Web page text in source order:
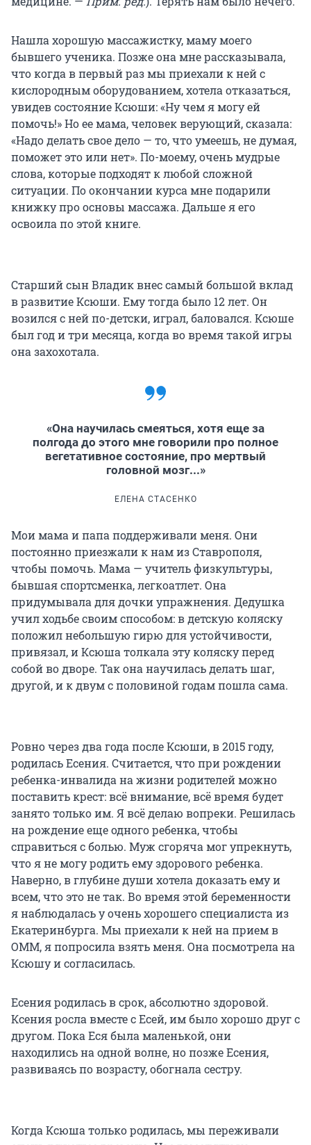
Нашла хорошую массажистку, маму моего
бывшего ученика. Позже она мне рассказывала,
что когда в первый раз мы приехали к ней с
кислородным оборудованием, хотела отказаться,
увидев состояние Ксюши: «Ну чем я могу ей
помочь!» Но ее мама, человек верующий, сказала:
«Надо делать свое дело — то, что умеешь, не думая,
поможет это или нет». По-моему, очень мудрые
слова, которые подходят к любой сложной
ситуации. По окончании курса мне подарили
книжку про основы массажа. Дальше я его
освоила по этой книге.
Старший сын Владик внес самый большой вклад
в развитие Ксюши. Ему тогда было 12 лет. Он
возился с ней по-детски, играл, баловался. Ксюше
был год и три месяца, когда во время такой игры
она захохотала.
«Она научилась смеяться, хотя еще за
полгода до этого мне говорили про полное
вегетативное состояние, про мертвый
головной мозг...»
ЕЛЕНА СТАСЕНКО
Мои мама и папа поддерживали меня. Они
постоянно приезжали к нам из Ставрополя,
чтобы помочь. Мама — учитель физкультуры,
бывшая спортсменка, легкоатлет. Она
придумывала для дочки упражнения. Дедушка
учил ходьбе своим способом: в детскую коляску
положил небольшую гирю для устойчивости,
привязал, и Ксюша толкала эту коляску перед
собой во дворе. Так она научилась делать шаг,
другой, и к двум с половиной годам пошла сама.
Ровно через два года после Ксюши, в 2015 году,
родилась Есения. Считается, что при рождении
ребенка-инвалида на жизни родителей можно
поставить крест: всё внимание, всё время будет
занято только им. Я всё делаю вопреки. Решилась
на рождение еще одного ребенка, чтобы
справиться с болью. Муж сгоряча мог упрекнуть,
что я не могу родить ему здорового ребенка.
Наверно, в глубине души хотела доказать ему и
всем, что это не так. Во время этой беременности
я наблюдалась у очень хорошего специалиста из
Екатеринбурга. Мы приехали к ней на прием в
ОММ, я попросила взять меня. Она посмотрела на
Ксюшу и согласилась.
Есения родилась в срок, абсолютно здоровой.
Ксения росла вместе с Есей, им было хорошо друг с
другом. Пока Еся была маленькой, они
находились на одной волне, но позже Есения,
развиваясь по возрасту, обогнала сестру.
Когда Ксюша только родилась, мы переживали